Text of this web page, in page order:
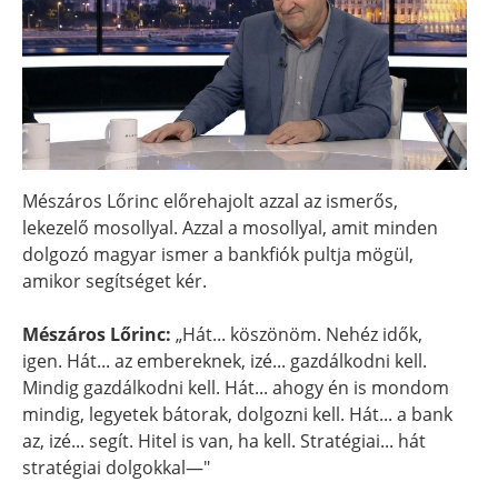
Mészáros Lőrinc előrehajolt azzal az ismerős,
lekezelő mosollyal. Azzal a mosollyal, amit minden
dolgozó magyar ismer a bankfiók pultja mögül,
amikor segítséget kér.
Mészáros Lőrinc: „Hát... köszönöm. Nehéz idők,
igen. Hát... az embereknek, izé... gazdálkodni kell.
Mindig gazdálkodni kell. Hát... ahogy én is mondom
mindig, legyetek bátorak, dolgozni kell. Hát... a bank
az, izé... segít. Hitel is van, ha kell. Stratégiai... hát
stratégiai dolgokkal—"